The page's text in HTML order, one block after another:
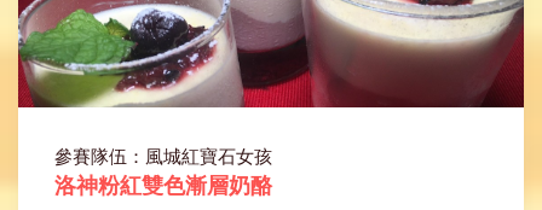
參賽隊伍：風城紅寶石女孩
洛神粉紅雙色漸層奶酪